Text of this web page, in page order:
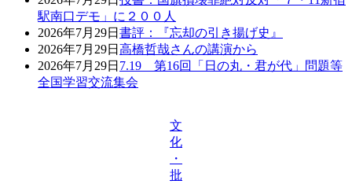
駅南口デモ」に２００人
2026年7月29日 書評：『忘却の引き揚げ史』
2026年7月29日 高橋哲哉さんの講演から
2026年7月29日 7.19 第16回「日の丸・君が代」問題等
全国学習交流集会
文
化
・
批